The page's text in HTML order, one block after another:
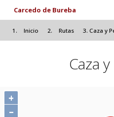
Pasar al
Carcedo de Bureba
Inicio Rutas Caza y
Caza
+
–